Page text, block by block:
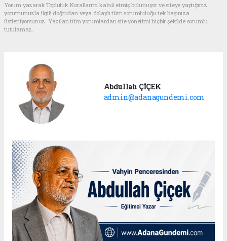
Yorum yazarak Topluluk Kuralları’nı kabul etmiş bulunuyor ve siteye yaptığınız
yorumunuzla ilgili doğrudan veya dolaylı tüm sorumluluğu tek başınıza
üstleniyorsunuz. Yazılan tüm yorumlardan site yönetimi hiçbir şekilde sorumlu
tutulamaz.
Abdullah ÇİÇEK
admin@adanagundemi.com